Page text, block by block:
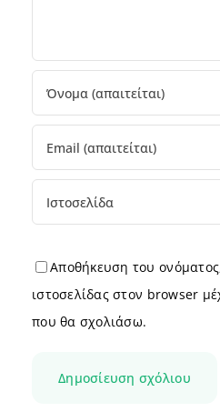
Αποθήκευση του
ιστοσελίδας στον browser
που θα σχολιάσω.